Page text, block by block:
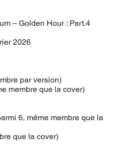
– Golden Hour : Part.4
2026
par version)
membre que la cover)
6, même membre que la
que la cover)